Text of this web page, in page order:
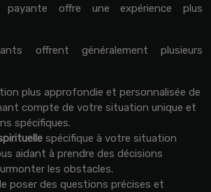
payante offre une expérience plus
offrent généralement plusieurs
plus approfondie et personnalisée de
compte de votre situation unique et
spécifiques.
spécifique à votre situation
aidant à prendre des décisions
les obstacles.
poser des questions précises et